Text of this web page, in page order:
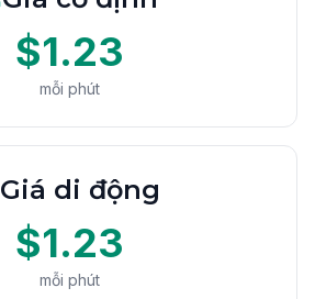
$1.23
mỗi phút
Giá di động
$1.23
mỗi phút